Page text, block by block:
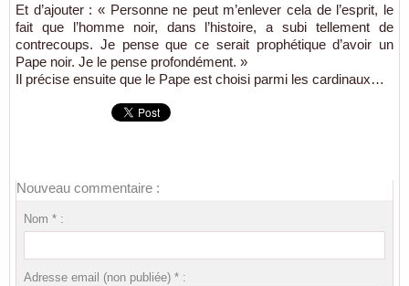
Et d’ajouter : « Personne ne peut m’enlever cela de l’esprit, le
fait que l’homme noir, dans l’histoire, a subi tellement de
contrecoups. Je pense que ce serait prophétique d’avoir un
Pape noir. Je le pense profondément. »
Il précise ensuite que le Pape est choisi parmi les cardinaux…
Nouveau commentaire :
Nom * :
Adresse email (non publiée) * :